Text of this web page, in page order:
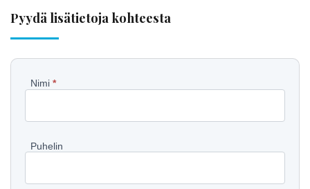
Pyydä lisätietoja kohteesta
Pyydä
Nimi *
Puhelin